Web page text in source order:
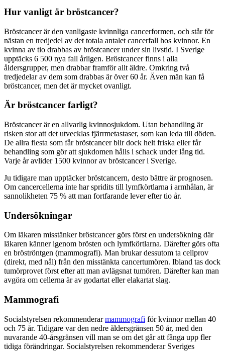
Hur vanligt är bröstcancer?
Bröstcancer är den vanligaste kvinnliga cancerformen, och står för
nästan en tredjedel av det totala antalet cancerfall hos kvinnor. En
kvinna av tio drabbas av bröstcancer under sin livstid. I Sverige
upptäcks 6 500 nya fall årligen. Bröstcancer finns i alla
åldersgrupper, men drabbar framför allt äldre. Omkring två
tredjedelar av dem som drabbas är över 60 år. Även män kan få
bröstcancer, men det är mycket ovanligt.
Är bröstcancer farligt?
Bröstcancer är en allvarlig kvinnosjukdom. Utan behandling är
risken stor att det utvecklas fjärrmetastaser, som kan leda till döden.
De allra flesta som får bröstcancer blir dock helt friska eller får
behandling som gör att sjukdomen hålls i schack under lång tid.
Varje år avlider 1500 kvinnor av bröstcancer i Sverige.
Ju tidigare man upptäcker bröstcancern, desto bättre är prognosen.
Om cancercellerna inte har spridits till lymfkörtlarna i armhålan, är
sannolikheten 75 % att man fortfarande lever efter tio år.
Undersökningar
Om läkaren misstänker bröstcancer görs först en undersökning där
läkaren känner igenom brösten och lymfkörtlarna. Därefter görs ofta
en bröströntgen (mammografi). Man brukar dessutom ta cellprov
(direkt, med nål) från den misstänkta cancertumören. Ibland tas dock
tumörprovet först efter att man avlägsnat tumören. Därefter kan man
avgöra om cellerna är av godartat eller elakartat slag.
Mammografi
Socialstyrelsen rekommenderarmammografi för kvinnor mellan 40
och 75 år. Tidigare var den nedre åldersgränsen 50 år, med den
nuvarande 40-årsgränsen vill man se om det går att fånga upp fler
tidiga förändringar. Socialstyrelsen rekommenderar Sveriges